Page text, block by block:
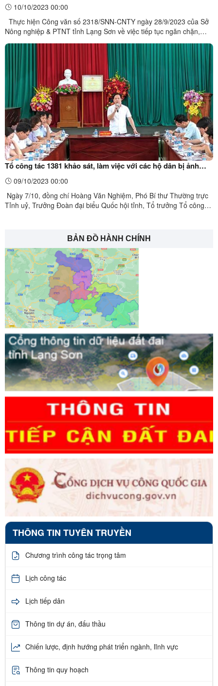
10/10/2023 00:00
Nông nghiệp & PTNT tỉnh Lạng Sơn về việc tiếp tục ngăn chặn,
gia cầm. Đồng chí Dương Thị Hạnh, Phó Chủ tịch UBND huyện chỉ
Tổ công tác 1381 khảo sát, làm việc với các hộ dân bị ảnh
hưởng bởi dự án khu dân cư mới Bắc thị trấn Hữu Lũng
09/10/2023 00:00
Ngày 7/10, đồng chí Hoàng Văn Nghiệm, Phó Bí thư Thường trực
Tỉnh uỷ, Trưởng Đoàn đại biểu Quốc hội tỉnh, Tổ trưởng Tổ công
hộ dân bị ảnh hưởng bởi dự án khu dân cư mới ...
BẢN ĐỒ HÀNH CHÍNH
THÔNG TIN TUYÊN TRUYỀN
Chương trình công tác trọng tâm
Lịch công tác
Lịch tiếp dân
Thông tin dự án, đấu thầu
Chiến lược, định hướng phát triển ngành, lĩnh vực
Thông tin quy hoạch